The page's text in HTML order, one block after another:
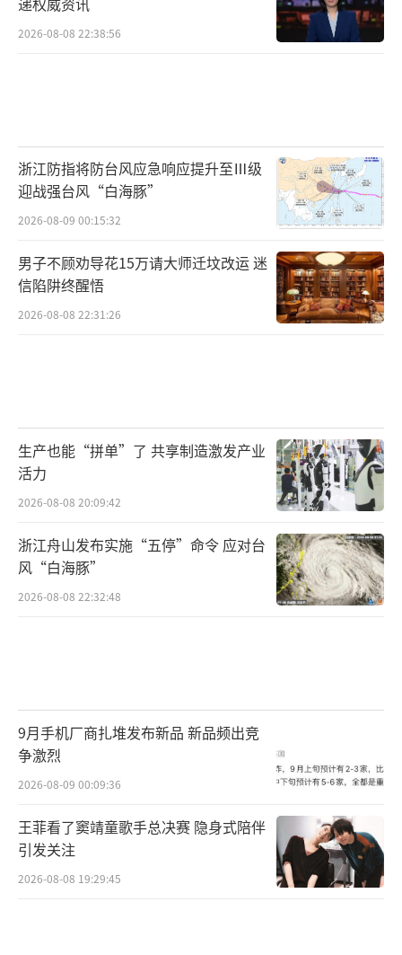
为节目表演者之一感慨道：“现场气氛热闹祥
和，我们作为‘演员’也非常投入。祝大家马
度、强体验的主题活动，打造覆盖春运全程的
文化记忆点。活动不仅联动双流区文旅资源，
将糖人、糖画、剪艺等搬进航站楼，还通过员
工深度参与，让传统文化在现代交通枢纽中焕
发新生。（责任编辑：zhangxiaohua）
2026-08-08 22:38:56
浙江防指将防台风应急响应提升至Ⅲ级
迎战强台风“白海豚”
2026-08-09 00:15:32
男子不顾劝导花15万请大师迁坟改运 迷
信陷阱终醒悟
2026-08-08 22:31:26
生产也能“拼单”了 共享制造激发产业
活力
2026-08-08 20:09:42
浙江舟山发布实施“五停”命令 应对台
风“白海豚”
2026-08-08 22:32:48
9月手机厂商扎堆发布新品 新品频出竞
争激烈
2026-08-09 00:09:36
王菲看了窦靖童歌手总决赛 隐身式陪伴
引发关注
2026-08-08 19:29:45